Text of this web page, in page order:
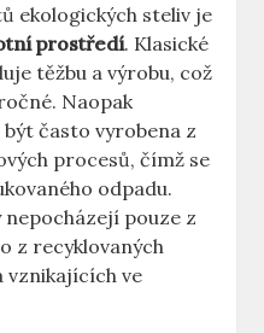
ekologických steliv je
prostředí. Klasické
těžbu a výrobu, což
Naopak
často vyrobena z
procesů, čímž se
odpadu.
pouze z
z recyklovaných
vznikajících ve